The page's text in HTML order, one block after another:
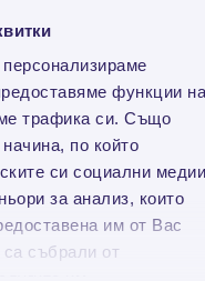
функции на
трафика си. Също
по който
си социални
за анализ, които
им от Вас
събрали от
договор или
свързан с
шрифт, това е
това по
на
и да върнете
тази умишлено
който част от